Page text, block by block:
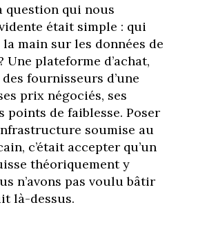
question qui nous
était simple : qui
main sur les données de
Une plateforme d’achat,
fournisseurs d’une
prix négociés, ses
points de faiblesse. Poser
soumise au
c’était accepter qu’un
théoriquement y
n’avons pas voulu bâtir
là-dessus.